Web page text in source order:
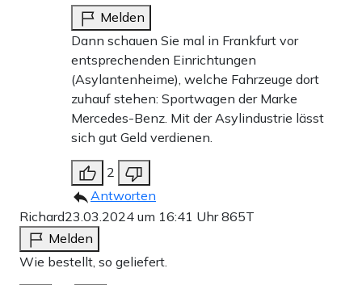
Melden
Dann schauen Sie mal in Frankfurt vor
entsprechenden Einrichtungen
(Asylantenheime), welche Fahrzeuge dort
zuhauf stehen: Sportwagen der Marke
Mercedes-Benz. Mit der Asylindustrie lässt
sich gut Geld verdienen.
2
Antworten
Richard23.03.2024 um 16:41 Uhr865T
Melden
Wie bestellt, so geliefert.